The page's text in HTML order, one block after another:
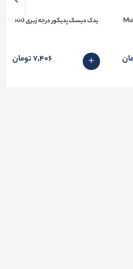
یدک دیسک پدیکور درجه زبری 100
7٬406 تومان